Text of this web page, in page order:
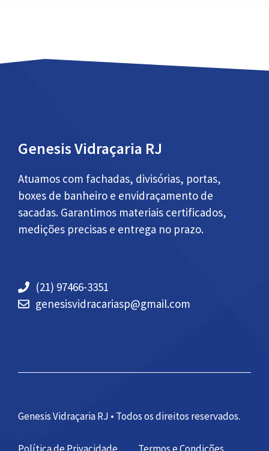
Genesis Vidraçaria RJ
Atuamos com fachadas, divisórias, portas,
boxes de banheiro e envidraçamento de
sacadas. Garantimos materiais certificados,
medições precisas e entrega no prazo.
(21) 97466-3351
genesisvidracariasp@gmail.com
Genesis Vidraçaria RJ • Todos os direitos reservados.
Política de Privacidade Termos e Condições